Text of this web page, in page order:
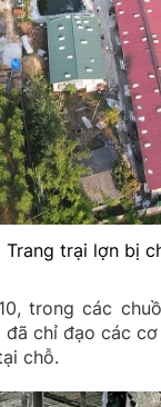
Trang trại lợn bị
trong các
chỉ đạo các
chỗ.